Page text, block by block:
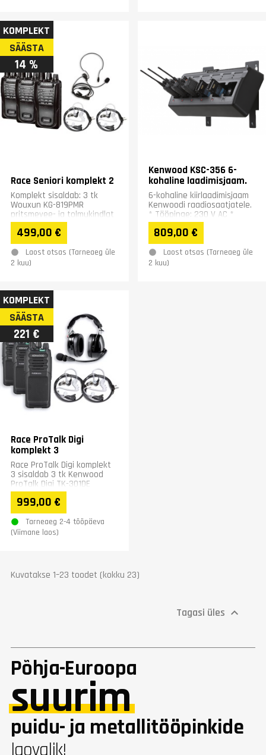
KOMPLEKT
SÄÄSTA
14 %
Race Seniori komplekt 2
Komplekt sisaldab: 3 tk
Wouxun KG-819PMR
pritsmevee- ja tolmukindlat
IP55-klassi litsentsivaba
PMR446-käsiraadiot 2 tk...
499,00 €
Laost otsas (Tarneaeg üle
2 kuu)
Kenwood KSC-356 6-
kohaline laadimisjaam.
6-kohaline kiirlaadimisjaam
Kenwoodi raadiosaatjatele.
* Tööpinge: 230 V AC *
Suurus (L x K x S): 526 x 105
x 203 mm,...
809,00 €
Laost otsas (Tarneaeg üle
2 kuu)
KOMPLEKT
SÄÄSTA
221 €
Race ProTalk Digi
komplekt 3
Race ProTalk Digi komplekt
3 sisaldab 3 tk Kenwood
ProTalk Digi TK-301DE
raadiosaatjat, kvaliteetset
SP-KH3000V...
999,00 €
Tarneaeg 2-4 tööpäeva
(Viimane laos)
Kuvatakse 1–23 toodet (kokku 23)
Tagasi üles 
Põhja-Euroopa
suurim
puidu- ja metallitööpinkide
laovalik!